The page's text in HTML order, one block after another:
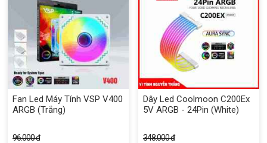
Fan Led Máy Tính VSP V400
ARGB (Trắng)
96.000 đ
Dây Led Coolmoon C200Ex
5V ARGB - 24Pin (White)
348.000 đ